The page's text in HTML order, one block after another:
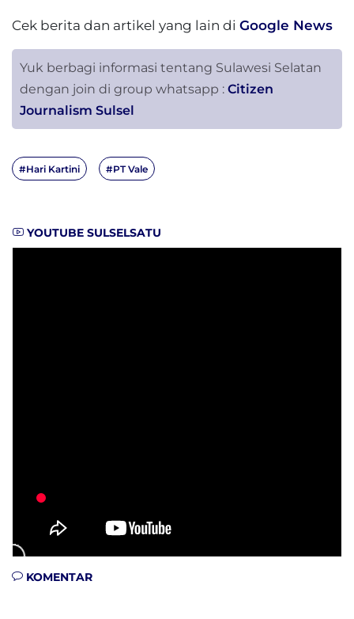
Cek berita dan artikel yang lain di Google News
Yuk berbagi informasi tentang Sulawesi Selatan
dengan join di group whatsapp : Citizen
Journalism Sulsel
#Hari Kartini #PT Vale
YOUTUBE SULSELSATU
KOMENTAR